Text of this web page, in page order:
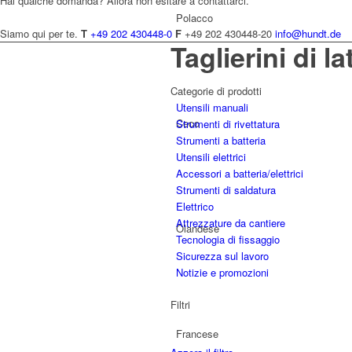
Polacco
Ceco
Olandese
Francese
Siamo qui per te. T +49 202 430448-0 F +49 202 430448-20 info@hundt.de
Taglierini di
Categorie di prodotti
Utensili manuali
Strumenti di rivettatura
Strumenti a batteria
Utensili elettrici
Accessori a batteria/elettrici
Strumenti di saldatura
Elettrico
Attrezzature da cantiere
Tecnologia di fissaggio
Sicurezza sul lavoro
Notizie e promozioni
Filtri